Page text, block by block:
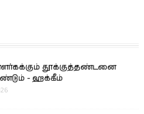
தூக்குத்தண்டனை
- ஹக்கீம்